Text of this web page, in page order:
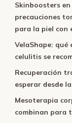
Skinboosters
precauciones
para la piel con
VelaShape:
celulitis se
Recuperación
esperar desde
Mesoterapia
combinan para